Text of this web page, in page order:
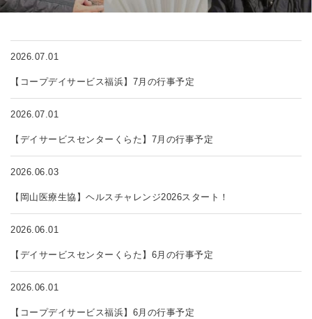
2026.07.01
【コープデイサービス福浜】7月の行事予定
2026.07.01
【デイサービスセンターくらた】7月の行事予定
2026.06.03
【岡山医療生協】ヘルスチャレンジ2026スタート！
2026.06.01
【デイサービスセンターくらた】6月の行事予定
2026.06.01
【コープデイサービス福浜】6月の行事予定